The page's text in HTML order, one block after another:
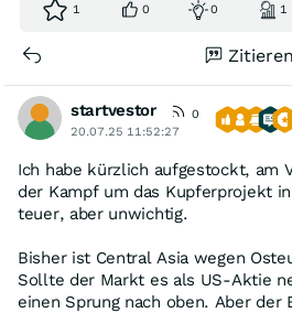
1 0 0 1
Zitieren
startvestor
0
20.07.25 11:52:27
Ich habe kürzlich aufgestockt, am
der Kampf um das Kupferprojekt
teuer, aber unwichtig.
Bisher ist Central Asia wegen
Sollte der Markt es als US-Aktie
einen Sprung nach oben. Aber der